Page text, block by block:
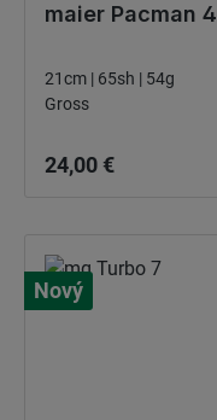
maier Pacman 4
21cm | 65sh | 54g
Gross
24,00 €
Nový